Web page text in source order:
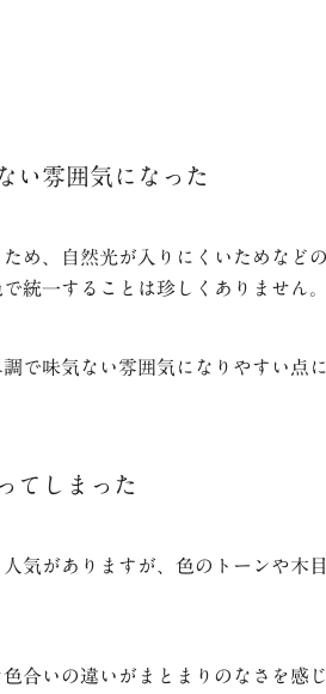
い雰囲気になった
め、自然光が入りにくいためなど
統一することは珍しくありません。
で味気ない雰囲気になりやすい点
てしまった
気がありますが、色のトーンや木
合いの違いがまとまりのなさを感